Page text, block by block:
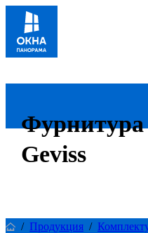
Фурнитура
Geviss
/ Продукция /